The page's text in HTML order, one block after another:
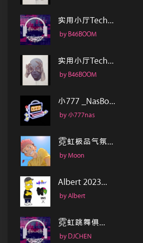
实用小厅Tech...
by B46BOOM
实用小厅Tech...
by B46BOOM
小777 _NasBo...
by 小777nas
霓虹极品气氛...
by Moon
Albert 2023...
by Albert
霓虹跳舞俱...
by DJCHEN